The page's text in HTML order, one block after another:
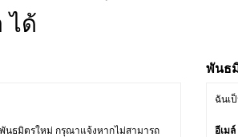
ได้
นธมิตรใหม่ กรุณาแจ้งหากไม่สามารถ
พันธ
ฉันเ
อีเม